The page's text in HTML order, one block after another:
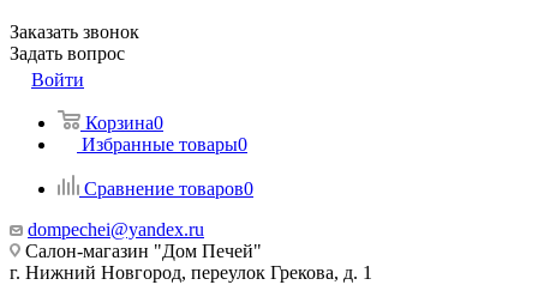
Заказать звонок
Задать вопрос
Войти
Корзина0
Избранные товары0
Сравнение товаров0
dompechei@yandex.ru
Салон-магазин "Дом Печей"
г. Нижний Новгород, переулок Грекова, д. 1